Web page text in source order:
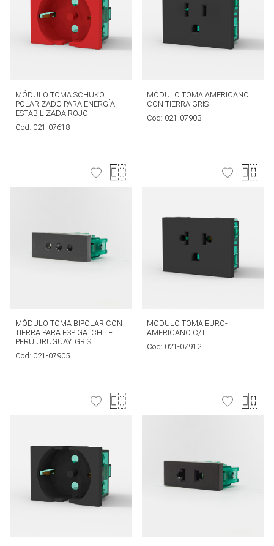
MÓDULO TOMA SCHUKO
POLARIZADO PARA ENERGÍA
ESTABILIZADA ROJO
Cod: 021-07618
MÓDULO TOMA AMERICANO
CON TIERRA GRIS
Cod: 021-07903
MÓDULO TOMA BIPOLAR CON
TIERRA PARA ESPIGA. CHILE
PERÚ URUGUAY. GRIS
Cod: 021-07905
MODULO TOMA EURO-
AMERICANO C/T
Cod: 021-07912